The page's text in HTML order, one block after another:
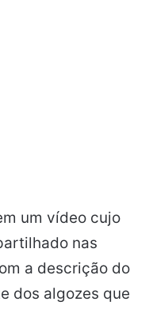
um vídeo cujo
nas
a descrição do
dos algozes que